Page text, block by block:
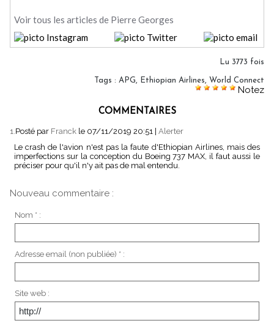
Voir tous les articles de Pierre Georges
Lu 3773 fois
Tags : APG, Ethiopian Airlines, World Connect
Notez
COMMENTAIRES
1. Posté par Franck le 07/11/2019 20:51 | Alerter
Le crash de l'avion n'est pas la faute d'Ethiopian Airlines, mais des
imperfections sur la conception du Boeing 737 MAX, il faut aussi le
préciser pour qu'il n'y ait pas de mal entendu.
Nouveau commentaire :
Nom * :
Adresse email (non publiée) * :
Site web :